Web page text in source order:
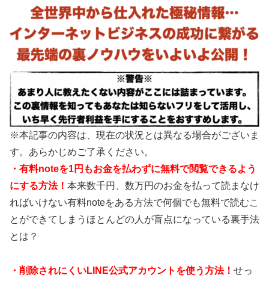
※本記事の内容は、現在の状況とは異なる場合がございま
す。あらかじめご了承ください。
・有料noteを1円もお金を払わずに無料で閲覧できるよう
にする方法！ 本来数千円、数万円のお金を払って読まなけ
ればいけない有料noteをある方法で何個でも無料で読むこ
とができてしまうほとんどの人が盲点になっている裏手法
とは？
・ 削除されにくいLINE公式アカウントを使う方法！ せっ